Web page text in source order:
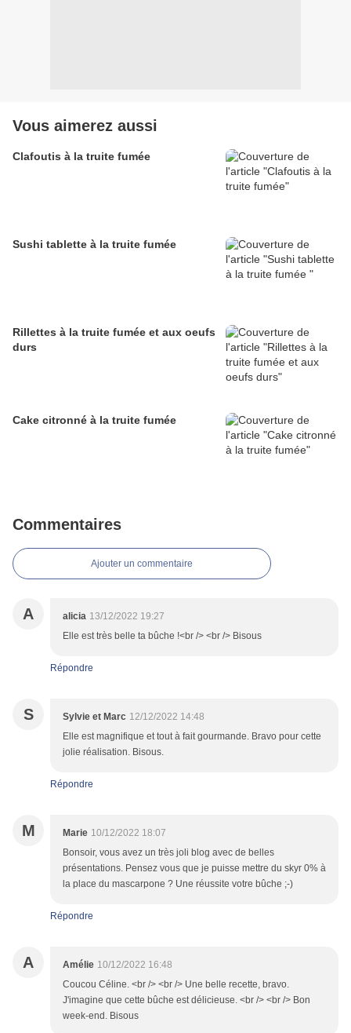
Vous aimerez aussi
Clafoutis à la truite fumée
Sushi tablette à la truite fumée
Rillettes à la truite fumée et aux oeufs
durs
Cake citronné à la truite fumée
Commentaires
Ajouter un commentaire
A alicia 13/12/2022 19:27
Elle est très belle ta bûche !<br /> <br /> Bisous
Répondre
S Sylvie et Marc 12/12/2022 14:48
Elle est magnifique et tout à fait gourmande. Bravo pour cette
jolie réalisation. Bisous.
Répondre
M Marie 10/12/2022 18:07
Bonsoir, vous avez un très joli blog avec de belles
présentations. Pensez vous que je puisse mettre du skyr 0% à
la place du mascarpone ? Une réussite votre bûche ;-)
Répondre
A Amélie 10/12/2022 16:48
Coucou Céline. <br /> <br /> Une belle recette, bravo.
J'imagine que cette bûche est délicieuse. <br /> <br /> Bon
week-end. Bisous